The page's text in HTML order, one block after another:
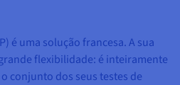
é uma solução francesa. A sua
flexibilidade: é inteiramente
conjunto dos seus testes de